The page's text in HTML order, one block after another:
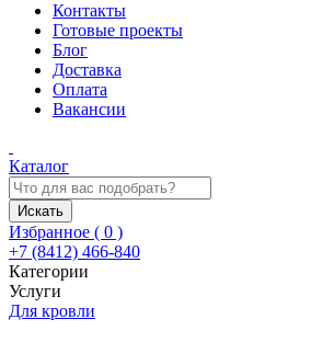
Контакты
Готовые проекты
Блог
Доставка
Оплата
Вакансии
Каталог
Искать
Избранное ( 0 )
+7 (8412) 466-840
Категории
Услуги
Для кровли